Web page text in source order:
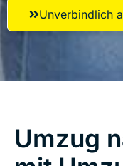
Unverbindlich
Umzug